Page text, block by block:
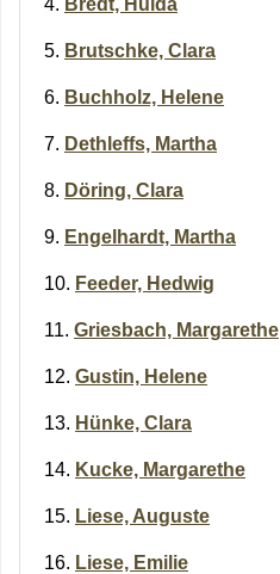
Bredt, Hulda
Brutschke, Clara
Buchholz, Helene
Dethleffs, Martha
Döring, Clara
Engelhardt, Martha
Feeder, Hedwig
Griesbach, Margarethe
Gustin, Helene
Hünke, Clara
Kucke, Margarethe
Liese, Auguste
Liese, Emilie